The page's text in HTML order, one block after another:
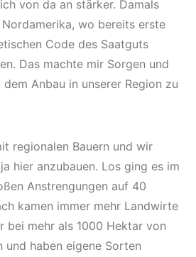
von da an stärker. Damals
wo bereits erste
Code des Saatguts
Das machte mir Sorgen und
Anbau in unserer Region zu
regionalen Bauern und wir
hier anzubauen. Los ging es im
Anstrengungen auf 40
kamen immer mehr Landwirte
bei mehr als 1000 Hektar von
und haben eigene Sorten